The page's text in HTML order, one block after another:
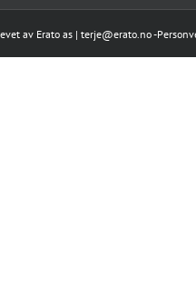
av Erato as | terje@erato.no-